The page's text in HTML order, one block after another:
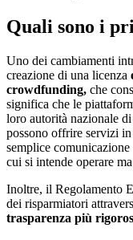
Quali sono i
Uno dei cambiamenti
creazione di una licenza
crowdfunding, che
significa che le
loro autorità nazionale
possono offrire servizi
semplice
cui si intende operare
Inoltre, il Regolamento
dei risparmiatori
trasparenza più